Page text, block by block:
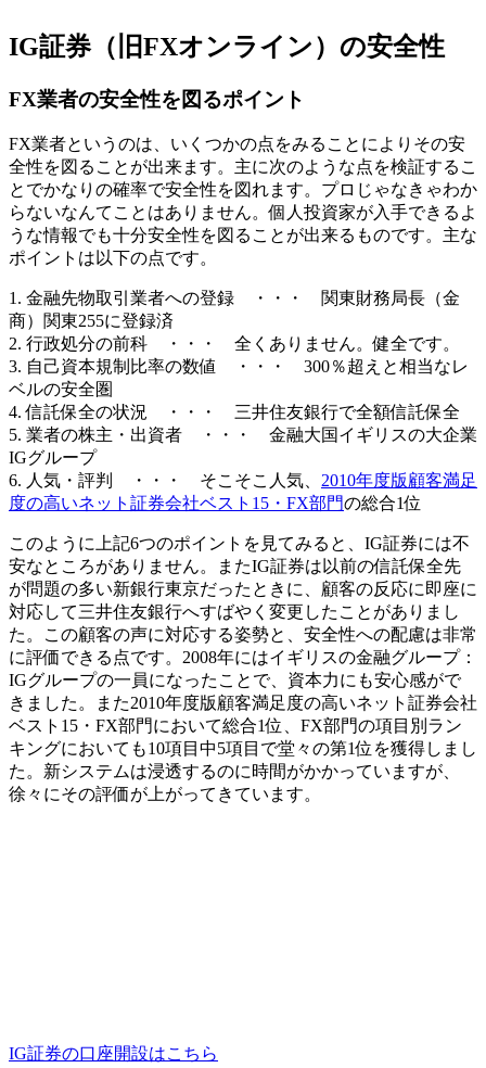
IG証券（旧FXオンライン）の安全性
FX業者の安全性を図るポイント
FX業者というのは、いくつかの点をみることによりその安
全性を図ることが出来ます。主に次のような点を検証するこ
とでかなりの確率で安全性を図れます。プロじゃなきゃわか
らないなんてことはありません。個人投資家が入手できるよ
うな情報でも十分安全性を図ることが出来るものです。主な
ポイントは以下の点です。
1. 金融先物取引業者への登録 ・・・ 関東財務局長（金
商）関東255に登録済
2. 行政処分の前科 ・・・ 全くありません。健全です。
3. 自己資本規制比率の数値 ・・・ 300％超えと相当なレ
ベルの安全圏
4. 信託保全の状況 ・・・ 三井住友銀行で全額信託保全
5. 業者の株主・出資者 ・・・ 金融大国イギリスの大企業
IGグループ
6. 人気・評判 ・・・ そこそこ人気、 2010年度版顧客満足
度の高いネット証券会社ベスト15・FX部門の総合1位
このように上記6つのポイントを見てみると、IG証券には不
安なところがありません。またIG証券は以前の信託保全先
が問題の多い新銀行東京だったときに、顧客の反応に即座に
対応して三井住友銀行へすばやく変更したことがありまし
た。この顧客の声に対応する姿勢と、安全性への配慮は非常
に評価できる点です。2008年にはイギリスの金融グループ：
IGグループの一員になったことで、資本力にも安心感がで
きました。また2010年度版顧客満足度の高いネット証券会社
ベスト15・FX部門において総合1位、FX部門の項目別ラン
キングにおいても10項目中5項目で堂々の第1位を獲得しまし
た。新システムは浸透するのに時間がかかっていますが、
徐々にその評価が上がってきています。
IG証券の口座開設はこちら